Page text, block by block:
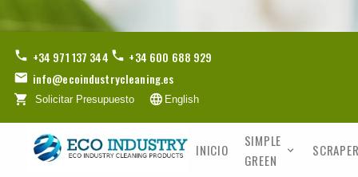
+34 971 137 344
+34 600 688 929
info@ecoindustrycleaning.es
Solicitar Presupuesto English
INICIO
SIMPLE
GREEN